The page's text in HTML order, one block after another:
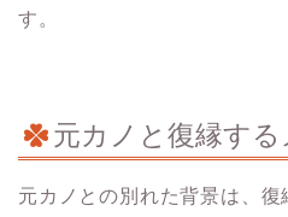
す。
元カノと復縁する
元カノとの別れた背景は、